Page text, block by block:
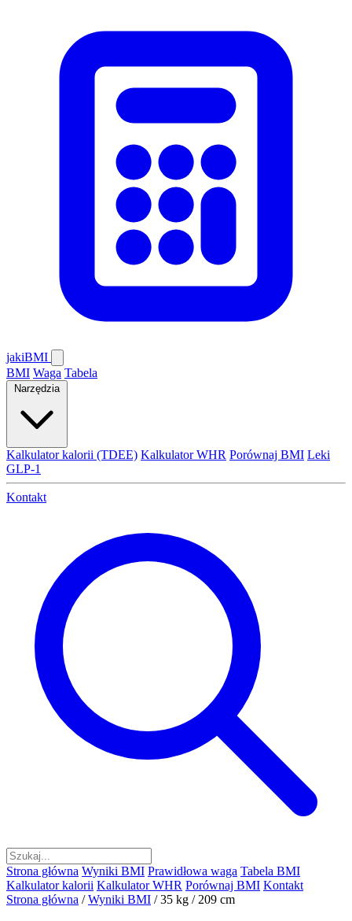
jakiBMI
BMI Waga Tabela
Narzędzia
Kalkulator kalorii (TDEE) Kalkulator WHR Porównaj BMI Leki
GLP-1
Kontakt
Strona główna Wyniki BMI Prawidłowa waga Tabela BMI
Kalkulator kalorii Kalkulator WHR Porównaj BMI Kontakt
Strona główna / Wyniki BMI / 35 kg / 209 cm